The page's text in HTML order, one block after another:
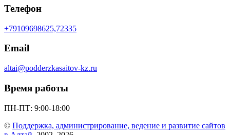
Телефон
+79109698625,72335
Email
altai@podderzkasaitov-kz.ru
Время работы
ПН-ПТ: 9:00-18:00
© Поддержка, администрирование, ведение и развитие сайтов